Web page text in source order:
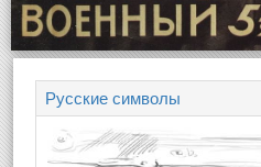
Русские символы